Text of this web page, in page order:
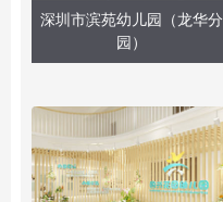
深圳市滨苑幼儿园（龙华分
园）